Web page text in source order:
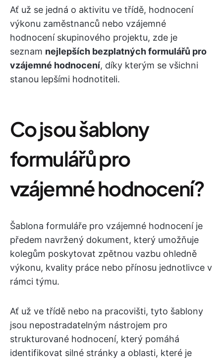
Ať už se jedná o aktivitu ve třídě, hodnocení
výkonu zaměstnanců nebo vzájemné
hodnocení skupinového projektu, zde je
seznam nejlepších bezplatných formulářů pro
vzájemné hodnocení, díky kterým se všichni
stanou lepšími hodnotiteli.
Co jsou šablony
formulářů pro
vzájemné hodnocení?
Šablona formuláře pro vzájemné hodnocení je
předem navržený dokument, který umožňuje
kolegům poskytovat zpětnou vazbu ohledně
výkonu, kvality práce nebo přínosu jednotlivce v
rámci týmu.
Ať už ve třídě nebo na pracovišti, tyto šablony
jsou nepostradatelným nástrojem pro
strukturované hodnocení, který pomáhá
identifikovat silné stránky a oblasti, které je